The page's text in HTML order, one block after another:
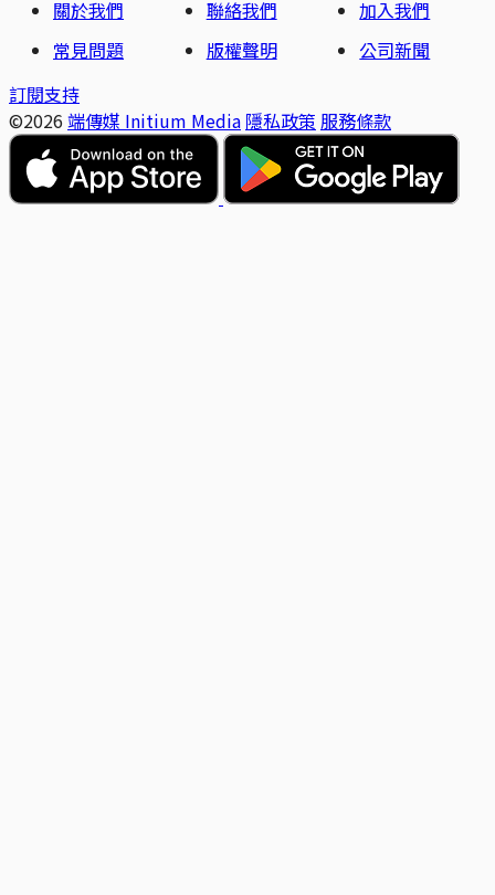
關於我們 聯絡我們
加入我們
常見問題
版權聲明
公司新聞
訂閱支持
©2026 端傳媒 Initium Media 隱私政策 服務條款